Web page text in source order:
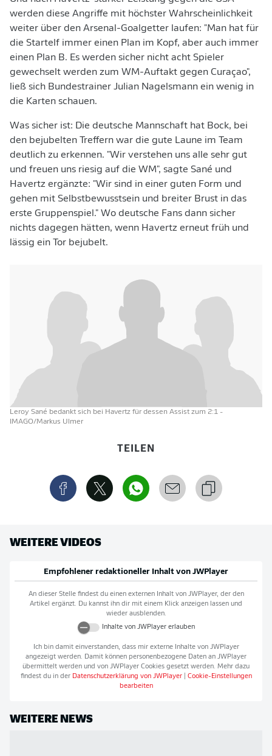
werden diese Angriffe mit höchster Wahrscheinlichkeit
weiter über den Arsenal-Goalgetter laufen: "Man hat für
die Startelf immer einen Plan im Kopf, aber auch immer
einen Plan B. Es werden sicher nicht acht Spieler
gewechselt werden zum WM-Auftakt gegen Curaçao",
ließ sich Bundestrainer Julian Nagelsmann ein wenig in
die Karten schauen.
Was sicher ist: Die deutsche Mannschaft hat Bock, bei
den bejubelten Treffern war die gute Laune im Team
deutlich zu erkennen. "Wir verstehen uns alle sehr gut
und freuen uns riesig auf die WM", sagte Sané und
Havertz ergänzte: "Wir sind in einer guten Form und
gehen mit Selbstbewusstsein und breiter Brust in das
erste Gruppenspiel." Wo deutsche Fans dann sicher
nichts dagegen hätten, wenn Havertz erneut früh und
lässig ein Tor bejubelt.
Leroy Sané bedankt sich bei Havertz für dessen Assist zum 2:1 -
IMAGO/Markus Ulmer
TEILEN
WEITERE VIDEOS
Empfohlener redaktioneller Inhalt von JWPlayer
An dieser Stelle findest du einen externen Inhalt von JWPlayer, der den
Artikel ergänzt. Du kannst ihn dir mit einem Klick anzeigen lassen und
wieder ausblenden.
Inhalte von JWPlayererlauben
Ich bin damit einverstanden, dass mir externe Inhalte von JWPlayer
angezeigt werden. Damit können personenbezogene Daten an JWPlayer
übermittelt werden und von JWPlayer Cookies gesetzt werden. Mehr dazu
findest du in der Datenschutzerklärung von JWPlayer| Cookie-Einstellungen
bearbeiten
WEITERE NEWS